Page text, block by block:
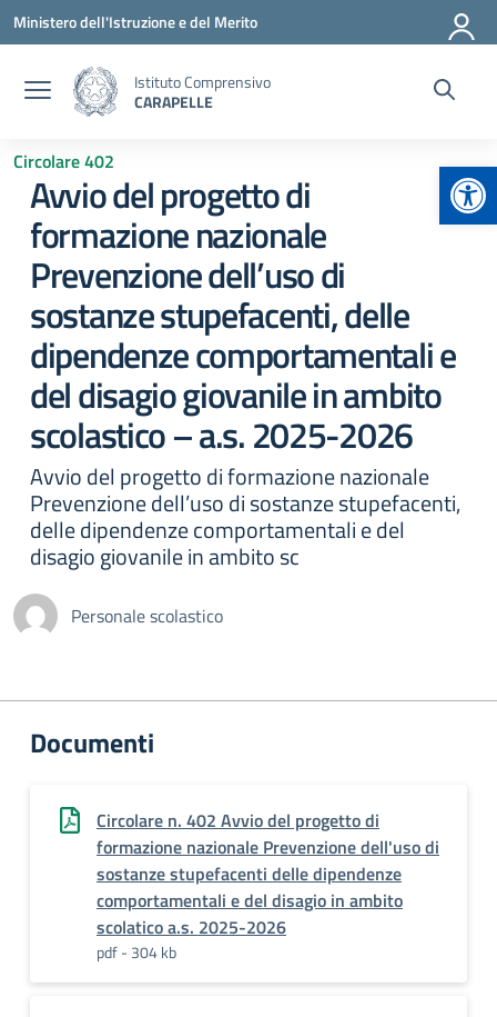
Vai ai contenuti
Vai al menu di navigazione
Vai al footer
Ministero dell'Istruzione e del Merito
Istituto Comprensivo
CARAPELLE
Circolare 402
Avvio del progetto di
formazione nazionale
Prevenzione dell’uso di
sostanze stupefacenti, delle
dipendenze comportamentali e
del disagio giovanile in ambito
scolastico – a.s. 2025-2026
Avvio del progetto di formazione nazionale
Prevenzione dell’uso di sostanze stupefacenti,
delle dipendenze comportamentali e del
disagio giovanile in ambito sc
Personale scolastico
Documenti
Circolare n. 402 Avvio del progetto di
formazione nazionale Prevenzione dell'uso di
sostanze stupefacenti delle dipendenze
comportamentali e del disagio in ambito
scolatico a.s. 2025-2026
pdf - 304 kb